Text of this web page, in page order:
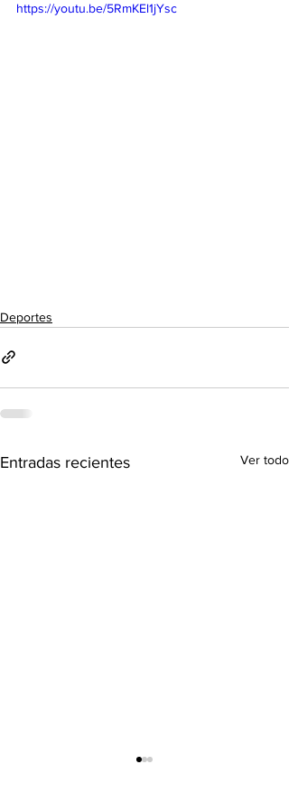
https://youtu.be/5RmKEl1jYsc
Deportes
Entradas recientes Ver todo